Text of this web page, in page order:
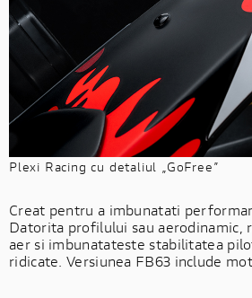
Plexi Racing cu detaliul „GoFree”
Creat pentru a imbunatati
Datorita profilului sau aerodinamic,
aer si imbunatateste stabilitatea
ridicate. Versiunea FB63 include